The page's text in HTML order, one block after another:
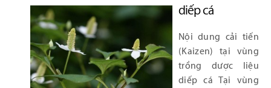
diếp cá
Nội dung cải tiến
(Kaizen) tại vùng
trồng dược liệu
diếp cá Tại vùng